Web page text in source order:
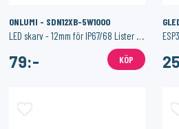
ONLUMI - SDN12XB-5W1000
LED skarv - 12mm för IP67/68 Lister - RGBW
79:- KÖP